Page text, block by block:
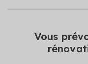
Vous